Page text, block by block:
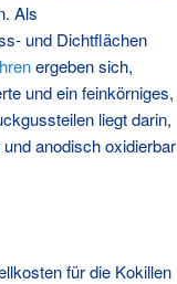
Als
und Dichtflächen
ergeben sich,
und ein feinkörniges,
liegt darin,
anodisch oxidierbar
für die Kokillen